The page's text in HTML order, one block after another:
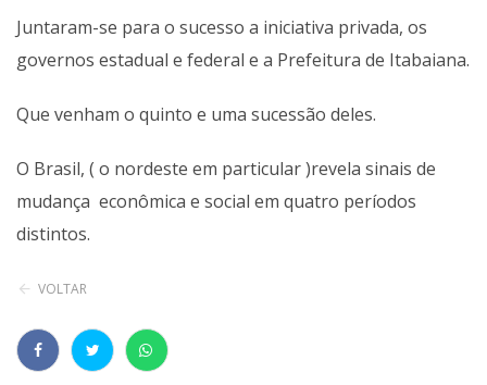
Juntaram-se para o sucesso a iniciativa privada, os
governos estadual e federal e a Prefeitura de Itabaiana.
Que venham o quinto e uma sucessão deles.
O Brasil, ( o nordeste em particular )revela sinais de
mudança econômica e social em quatro períodos
distintos.
VOLTAR